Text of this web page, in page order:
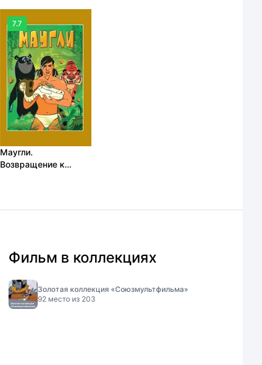
7.7
Маугли.
Возвращение к
Фильм в коллекциях
Золотая коллекция «Союзмультфильма»
92 место из 203